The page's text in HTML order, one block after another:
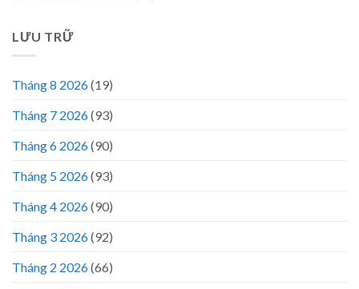
LƯU TRỮ
Tháng 8 2026(19)
Tháng 7 2026(93)
Tháng 6 2026(90)
Tháng 5 2026(93)
Tháng 4 2026(90)
Tháng 3 2026(92)
Tháng 2 2026(66)